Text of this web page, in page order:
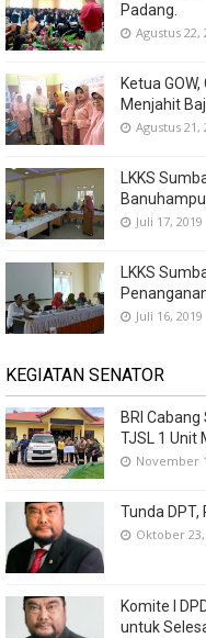
Padang.
Agustus 22,
Ketua
Menjahit
Agustus 21,
LKKS
Banuhampu
Juli 17, 2019
LKKS
Juli 16, 2019
KEGIATAN SENATOR
BRI
TJSL 1 Unit
November
Tunda
Oktober 23,
Komite I
untuk